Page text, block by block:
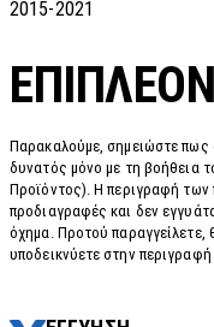
2015-2021
Παρακαλούμε, σημειώστε πως
δυνατός μόνο με τη βοήθεια
Προϊόντος). Η περιγραφή των
προδιαγραφές και δεν
όχημα. Προτού παραγγείλετε,
υποδεικνύετε στην